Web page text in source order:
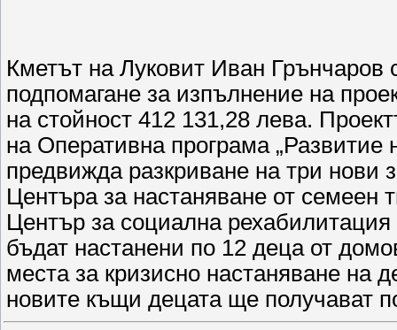
Кметът на Луковит Иван Грънчаров
подпомагане за изпълнение на
на стойност 412 131,28 лева.
на Оперативна програма „Развитие
предвижда разкриване на три нови
Центъра за настаняване от
Център за социална
бъдат настанени по 12 деца от
места за кризисно настаняване на
новите къщи децата ще получават